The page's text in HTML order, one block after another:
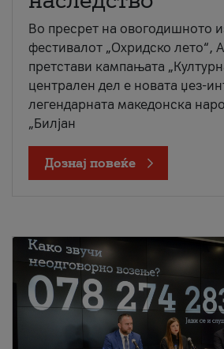
Во пресрет на овогодишното
фестивалот „Охридско лето“,
претстави кампањата
централен дел е новата џез-
легендарната македонска
„Билјан
Дознај повеќе